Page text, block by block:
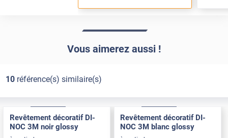
Vous aimerez aussi !
10référence(s) similaire(s)
Revêtement décoratif DI-
NOC 3M noir glossy
Revêtement décoratif DI-
NOC 3M blanc glossy